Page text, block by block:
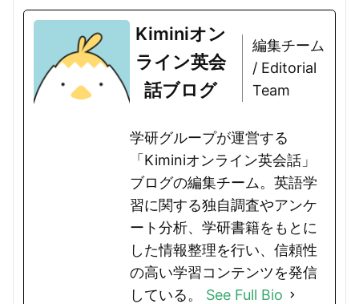
Kiminiオン
ライン英会
話ブログ
編集チーム
/ Editorial
Team
学研グループが運営する
「Kiminiオンライン英会話」
ブログの編集チーム。英語学
習に関する独自調査やアンケ
ート分析、学研書籍をもとに
した情報整理を行い、信頼性
の高い学習コンテンツを発信
している。 See Full Bio